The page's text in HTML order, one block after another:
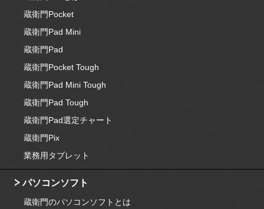
蔵衛門Pocket
蔵衛門Pad Mini
蔵衛門Pad
蔵衛門Pocket Tough
蔵衛門Pad Mini Tough
蔵衛門Pad Tough
蔵衛門Pad選定チャート
蔵衛門Pix
業務用タブレット
パソコンソフト
蔵衛門のパソコンソフトとは